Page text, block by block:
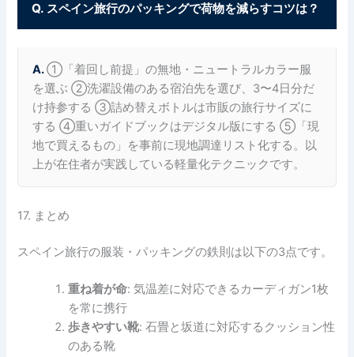
Q. スペイン旅行のパッキングで荷物を減らすコツは？
A.①「着回し前提」の無地・ニュートラルカラー服
を選ぶ ②洗濯設備のある宿泊先を選び、3〜4日分だ
け持参する ③詰め替えボトルは市販の旅行サイズに
する ④重いガイドブックはデジタル版にする ⑤「現
地で買えるもの」を事前に現地調達リスト化する。以
上が在住者が実践している軽量化テクニックです。
17. まとめ
スペイン旅行の服装・パッキングの鉄則は以下の3点です。
重ね着が命: 気温差に対応できるカーディガン1枚
を常に携行
歩きやすい靴: 石畳と坂道に対応するクッション性
のある靴